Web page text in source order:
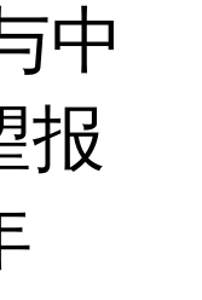
中
报